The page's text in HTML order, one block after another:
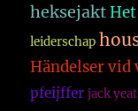
heksejakt
leiderschap
Händelser vid
pfeijffer jack